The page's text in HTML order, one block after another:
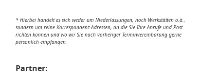
* Hierbei handelt es sich weder um Niederlassungen, noch Werkstätten o.ä.,
sondern um reine Korrespondenz-Adressen, an die Sie Ihre Anrufe und Post
richten können und wo wir Sie nach vorheriger Terminvereinbarung gerne
persönlich empfangen.
Partner: